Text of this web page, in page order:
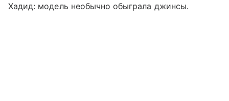
Хадид: модель необычно обыграла джинсы.